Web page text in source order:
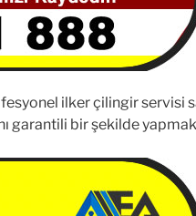
ilker çilingir servisi
garantili bir şekilde